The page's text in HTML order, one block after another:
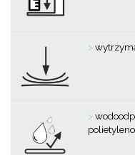
>
>